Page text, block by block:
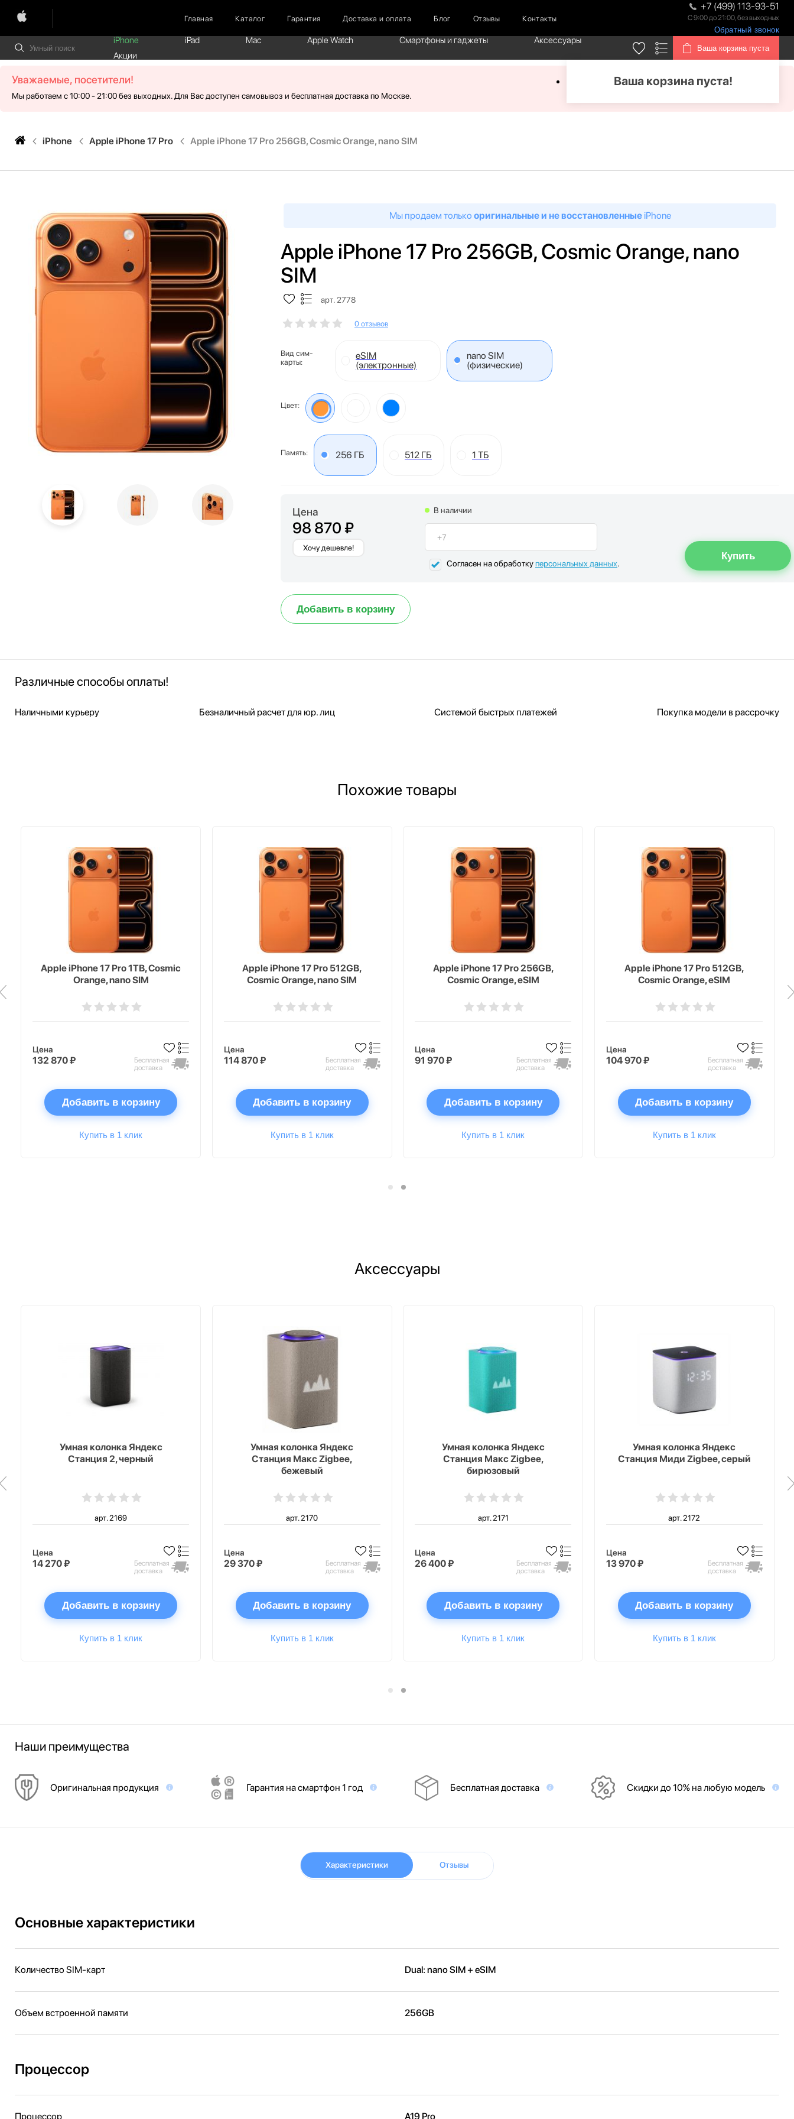
Главная Каталог Гарантия Доставка и оплата Блог Отзывы Контакты
+7 (499) 113-93-51
С 9:00 до 21:00, без выходных
Обратный звонок
iPhone iPad Mac Apple Watch Смартфоны и гаджеты
Аксессуары
Акции
Ваша корзина пуста
Ваша корзина пуста!
Уважаемые, посетители!
Мы работаем с 10:00 - 21:00 без выходных. Для Вас доступен самовывоз и бесплатная доставка по Москве.
iPhone Apple iPhone 17 Pro Apple iPhone 17 Pro 256GB, Cosmic Orange, nano SIM
Мы продаем только оригинальные и не восстановленныеiPhone
Apple iPhone 17 Pro 256GB, Cosmic Orange, nano
SIM
арт. 2778
0 отзывов
Вид сим-
карты:
eSIM
(электронные)
nano SIM
(физические)
Цвет:
Память: 256 ГБ 512 ГБ 1 ТБ
Цена
98 870 ₽
Хочу дешевле!
В наличии
Согласен на обработкуперсональных данных.
Добавить в корзину
Различные способы оплаты!
Наличными курьеру Безналичный расчет для юр. лиц Системой быстрых платежей Покупка модели в рассрочку
Похожие товары
Apple iPhone 17 Pro 1TB, Cosmic
Orange, nano SIM
Цена
132 870 ₽
Бесплатная
доставка
Добавить в корзину
Купить в 1 клик
Apple iPhone 17 Pro 512GB,
Cosmic Orange, nano SIM
Цена
114 870 ₽
Бесплатная
доставка
Добавить в корзину
Купить в 1 клик
Apple iPhone 17 Pro 256GB,
Cosmic Orange, eSIM
Цена
91 970 ₽
Бесплатная
доставка
Добавить в корзину
Купить в 1 клик
Apple iPhone 17 Pro 512GB,
Cosmic Orange, eSIM
Цена
104 970 ₽
Бесплатная
доставка
Добавить в корзину
Купить в 1 клик
Аксессуары
Умная колонка Яндекс
Станция 2, черный
арт. 2169
Цена
14 270 ₽
Бесплатная
доставка
Добавить в корзину
Купить в 1 клик
Умная колонка Яндекс
Станция Макс Zigbee,
бежевый
арт. 2170
Цена
29 370 ₽
Бесплатная
доставка
Добавить в корзину
Купить в 1 клик
Умная колонка Яндекс
Станция Макс Zigbee,
бирюзовый
арт. 2171
Цена
26 400 ₽
Бесплатная
доставка
Добавить в корзину
Купить в 1 клик
Умная колонка Яндекс
Станция Миди Zigbee, серый
арт. 2172
Цена
13 970 ₽
Бесплатная
доставка
Добавить в корзину
Купить в 1 клик
Наши преимущества
Оригинальная продукция Гарантия на смартфон 1 год Бесплатная доставка Скидки до 10% на любую модель
Характеристики Отзывы
Основные характеристики
Количество SIM-карт Dual: nano SIM + eSIM
Объем встроенной памяти 256GB
Процессор
Процессор A19 Pro